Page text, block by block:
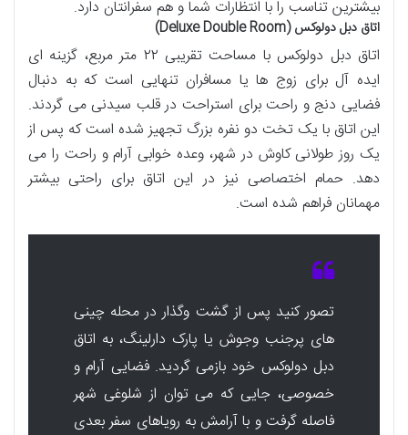
بیشترین تناسب را با انتظارات شما و هم سفرانتان دارد.
اتاق دبل دولوکس (Deluxe Double Room)
اتاق دبل دولوکس با مساحت تقریبی ۲۲ متر مربع، گزینه ای
ایده آل برای زوج ها یا مسافران تنهایی است که به دنبال
فضایی دنج و راحت برای استراحت در قلب سیدنی می گردند.
این اتاق با یک تخت دو نفره بزرگ تجهیز شده است که پس از
یک روز طولانی کاوش در شهر، وعده خوابی آرام و راحت را می
دهد. حمام اختصاصی نیز در این اتاق برای راحتی بیشتر
مهمانان فراهم شده است.
تصور کنید پس از گشت وگذار در محله چینی
های پرجنب وجوش یا پارک دارلینگ، به اتاق
دبل دولوکس خود بازمی گردید. فضایی آرام و
خصوصی، جایی که می توان از شلوغی شهر
فاصله گرفت و با آرامش به رویاهای سفر بعدی